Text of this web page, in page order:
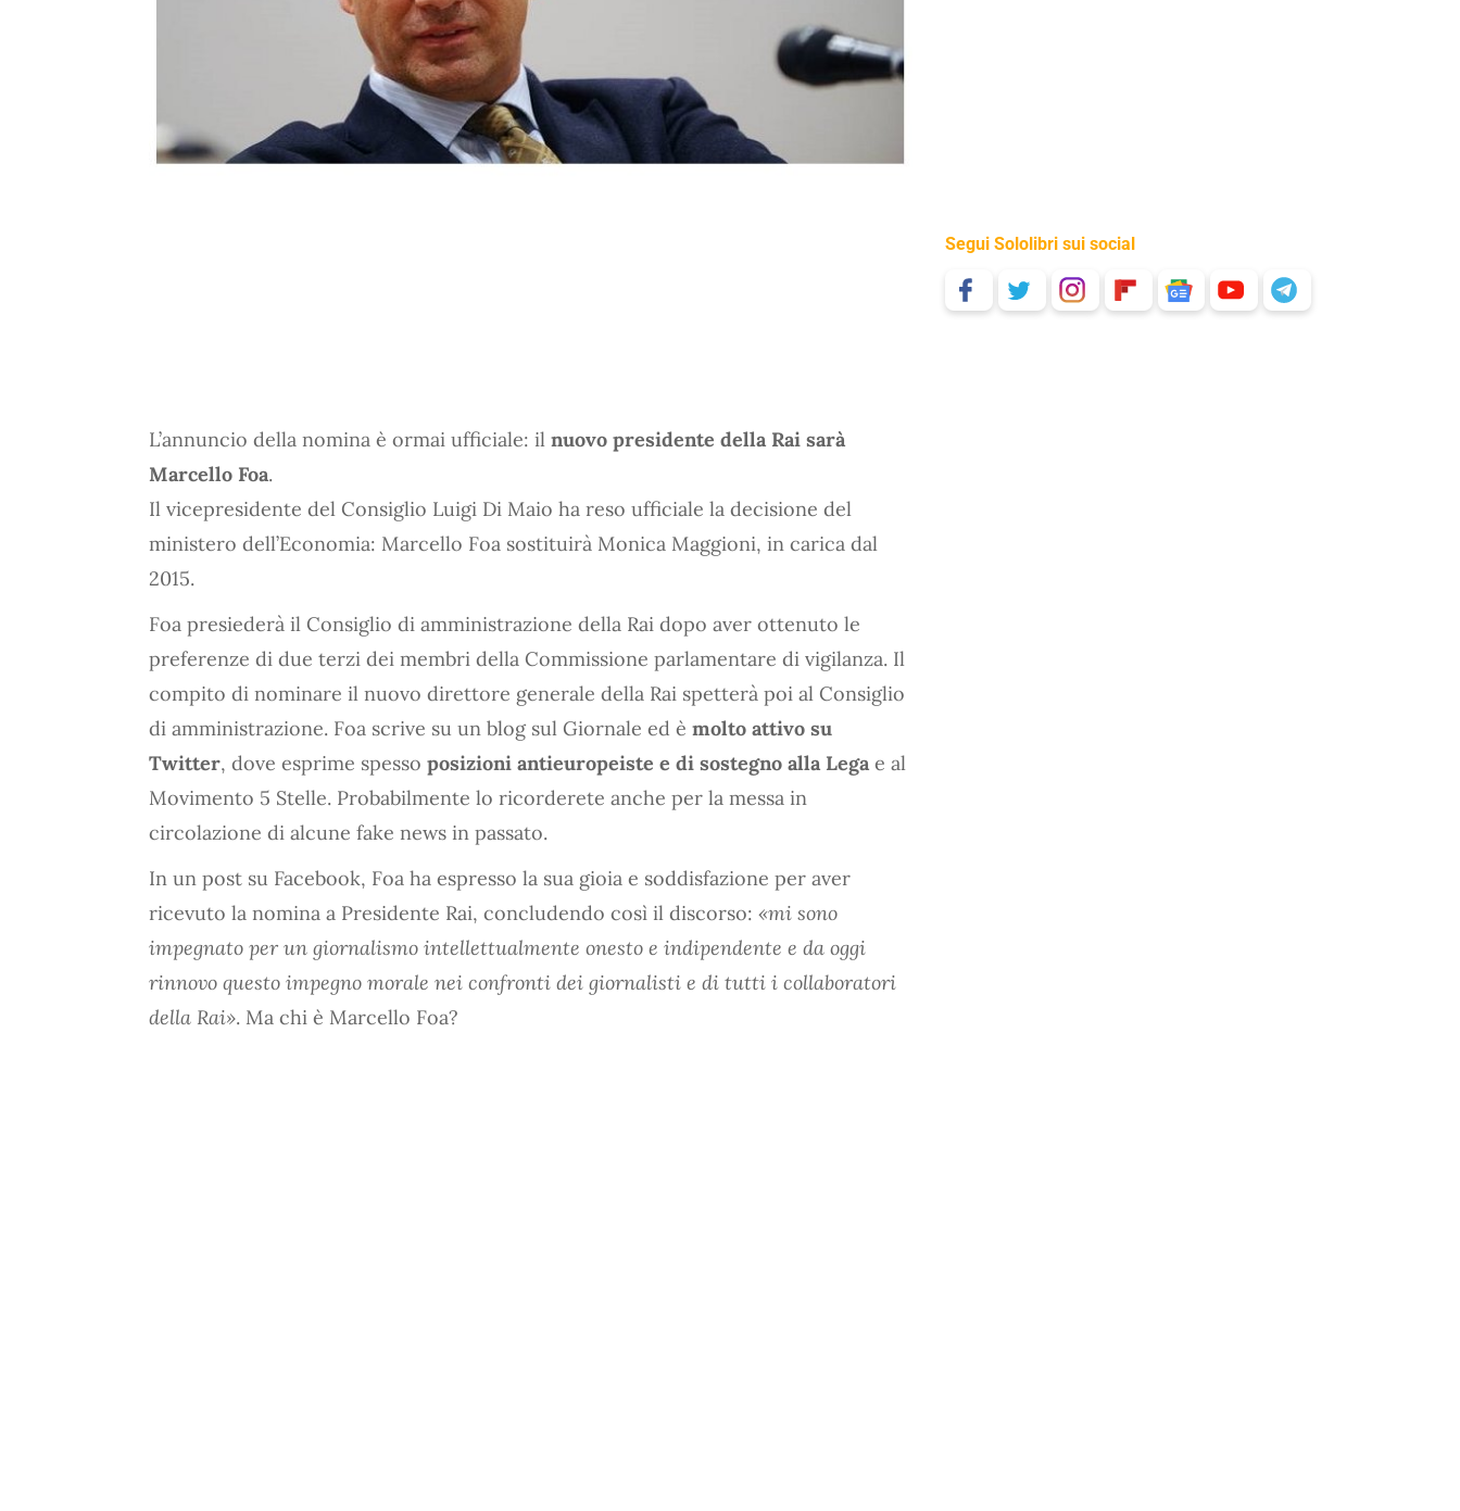
L’annuncio della nomina è ormai ufficiale: il nuovo presidente della Rai sarà
Marcello Foa.
Il vicepresidente del Consiglio Luigi Di Maio ha reso ufficiale la decisione del
ministero dell’Economia: Marcello Foa sostituirà Monica Maggioni, in carica dal
2015.
Foa presiederà il Consiglio di amministrazione della Rai dopo aver ottenuto le
preferenze di due terzi dei membri della Commissione parlamentare di vigilanza. Il
compito di nominare il nuovo direttore generale della Rai spetterà poi al Consiglio
di amministrazione. Foa scrive su un blog sul Giornale ed è molto attivo su
Twitter, dove esprime spesso posizioni antieuropeiste e di sostegno alla Lega e al
Movimento 5 Stelle. Probabilmente lo ricorderete anche per la messa in
circolazione di alcune fake news in passato.
In un post su Facebook, Foa ha espresso la sua gioia e soddisfazione per aver
ricevuto la nomina a Presidente Rai, concludendo così il discorso: «mi sono
impegnato per un giornalismo intellettualmente onesto e indipendente e da oggi
rinnovo questo impegno morale nei confronti dei giornalisti e di tutti i collaboratori
della Rai». Ma chi è Marcello Foa?
Segui Sololibri sui social